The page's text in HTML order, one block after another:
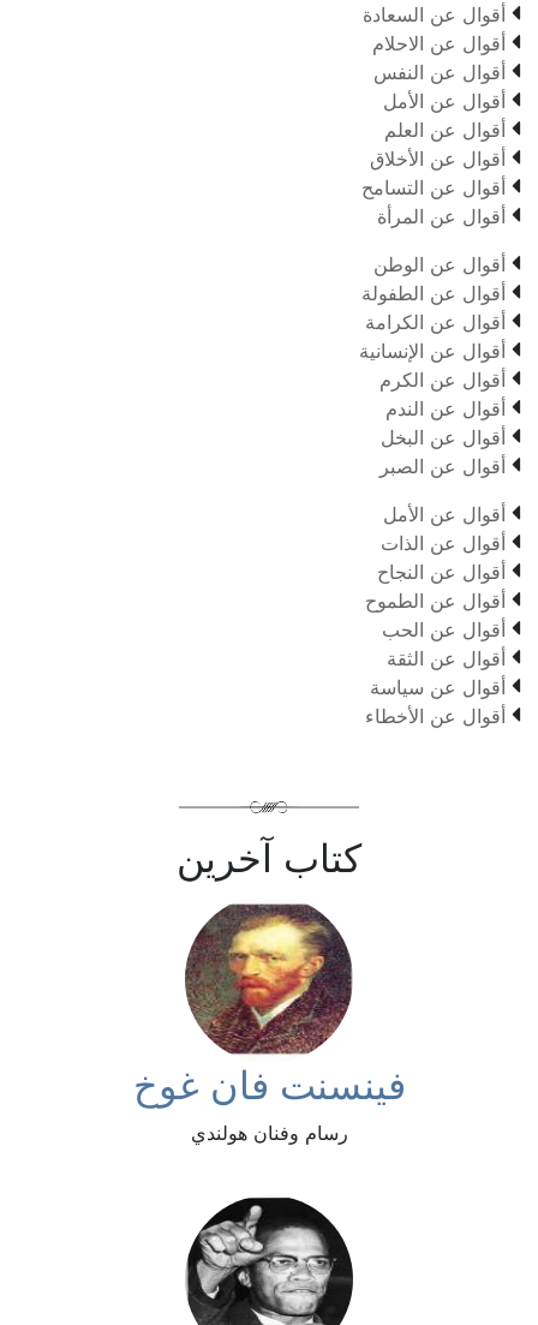
 أقوال عن السعادة
 أقوال عن الاحلام
 أقوال عن النفس
 أقوال عن الأمل
 أقوال عن العلم
 أقوال عن الأخلاق
 أقوال عن التسامح
 أقوال عن المرأة
 أقوال عن الوطن
 أقوال عن الطفولة
 أقوال عن الكرامة
 أقوال عن الإنسانية
 أقوال عن الكرم
 أقوال عن الندم
 أقوال عن البخل
 أقوال عن الصبر
 أقوال عن الأمل
 أقوال عن الذات
 أقوال عن النجاح
 أقوال عن الطموح
 أقوال عن الحب
 أقوال عن الثقة
 أقوال عن سياسة
 أقوال عن الأخطاء
كتاب آخرين
فينسنت فان غوخ
رسام وفنان هولندي